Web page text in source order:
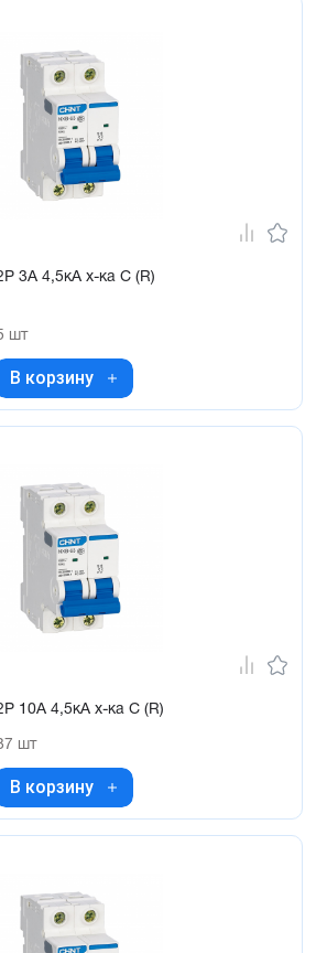
3А 4,5кА х-ка C (R)
шт
В корзину
10А 4,5кА х-ка C (R)
шт
В корзину